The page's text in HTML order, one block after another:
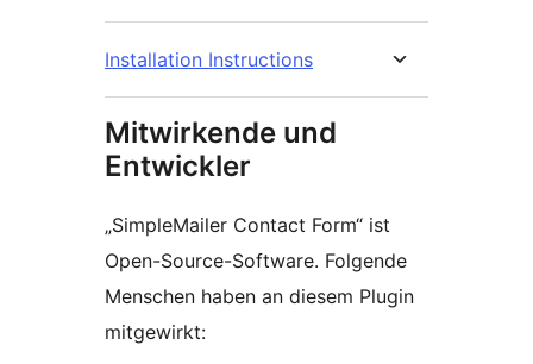
Installation Instructions
Mitwirkende und
Entwickler
„SimpleMailer Contact Form“ ist
Open-Source-Software. Folgende
Menschen haben an diesem Plugin
mitgewirkt: